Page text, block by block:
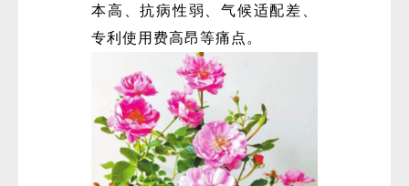
本高、抗病性弱、气候适配差、
专利使用费高昂等痛点。